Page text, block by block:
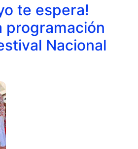
te espera!
programación
Nacional